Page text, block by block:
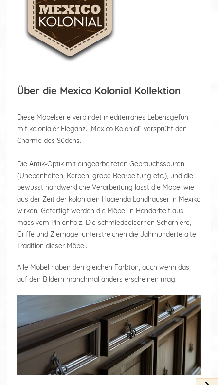
Über die Mexico Kolonial Kollektion
Diese Möbelserie verbindet mediterranes Lebensgefühl
mit kolonialer Eleganz. „Mexico Kolonial“ versprüht den
Charme des Südens.
Die Antik-Optik mit eingearbeiteten Gebrauchsspuren
(Unebenheiten, Kerben, grobe Bearbeitung etc.), und die
bewusst handwerkliche Verarbeitung lässt die Möbel wie
aus der Zeit der kolonialen Hacienda Landhäuser in Mexiko
wirken. Gefertigt werden die Möbel in Handarbeit aus
massivem Pinienholz. Die schmiedeeisernen Scharniere,
Griffe und Ziernägel unterstreichen die Jahrhunderte alte
Tradition dieser Möbel.
Alle Möbel haben den gleichen Farbton, auch wenn das
auf den Bildern manchmal anders erscheinen mag.